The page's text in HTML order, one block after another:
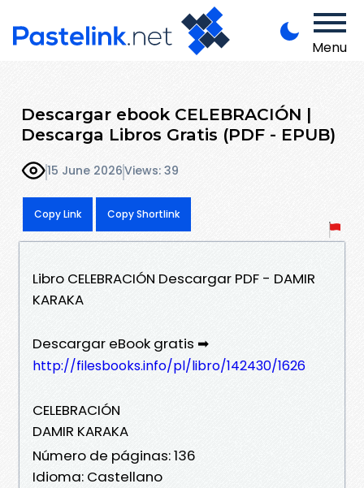
Menu
Descargar ebook CELEBRACIÓN |
Descarga Libros Gratis (PDF - EPUB)
15 June 2026Views: 39
Copy Link Copy Shortlink
Libro CELEBRACIÓN Descargar PDF - DAMIR
KARAKA
Descargar eBook gratis ➡
http://filesbooks.info/pl/libro/142430/1626
CELEBRACIÓN
DAMIR KARAKA
Número de páginas: 136
Idioma: Castellano